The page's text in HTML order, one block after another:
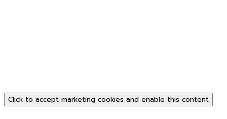
Click to accept marketing cookies and enable this content